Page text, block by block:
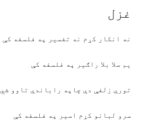
غزل
نه انکار کړم نه تفسير په فلسفه کې
يم سلا بلا راګير په فلسفه کې
تورې زلفې دې چاپه راباندې تاوو شي
سرو لبانو کړم اسير په فلسفه کې